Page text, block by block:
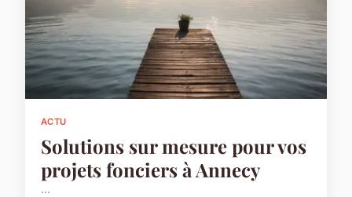
ACTU
Solutions sur mesure pour vos
projets fonciers à Annecy
...